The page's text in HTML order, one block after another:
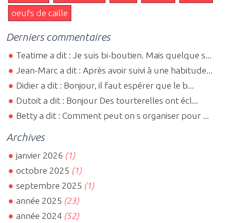
oeufs de caille
Derniers commentaires
Teatime a dit : Je suis bi-boutien. Mais quelque s...
Jean-Marc a dit : Après avoir suivi à une habitude...
Didier a dit : Bonjour, il faut espérer que le b...
Dutoit a dit : Bonjour Des tourterelles ont écl...
Betty a dit : Comment peut on s organiser pour ...
Archives
janvier 2026 (1)
octobre 2025 (1)
septembre 2025 (1)
année 2025 (23)
année 2024 (52)